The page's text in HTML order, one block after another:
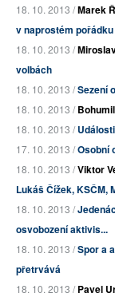
18. 10. 2013 /Marek
v naprostém pořádku
18. 10. 2013 /
volbách
18. 10. 2013 /Sezení
18. 10. 2013 /
18. 10. 2013 /
17. 10. 2013 /Osobní
18. 10. 2013 /Viktor
Lukáš Čížek, KSČM,
18. 10. 2013 /
osvobození aktivis...
18. 10. 2013 /Spor a
přetrvává
18. 10. 2013 /Pavel